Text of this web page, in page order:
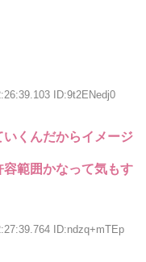
ID:9t2ENedj0
くんだからイメージ
範囲かなって気もす
ID:ndzq+mTEp